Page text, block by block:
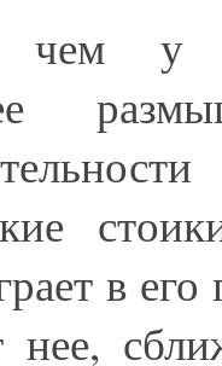
у
в
нее,